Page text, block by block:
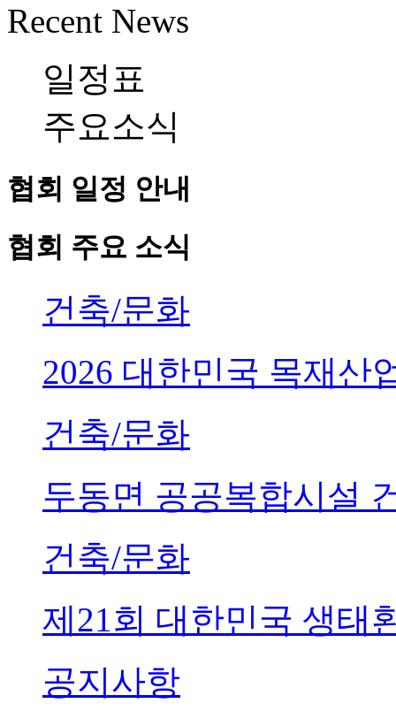
Recent News
일정표
주요소식
협회 일정 안내
협회 주요 소식
건축/문화
2026 대한민국 목재산
건축/문화
두동면 공공복합시설
건축/문화
제21회 대한민국 생태
공지사항